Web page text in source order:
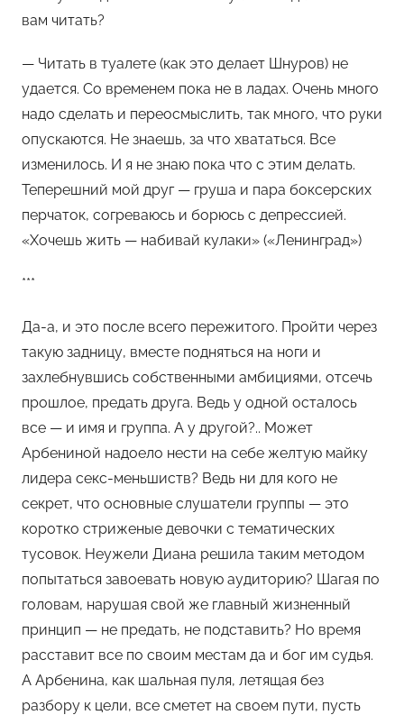
вам читать?
— Читать в туалете (как это делает Шнуров) не
удается. Со временем пока не в ладах. Очень много
надо сделать и переосмыслить, так много, что руки
опускаются. Не знаешь, за что хвататься. Все
изменилось. И я не знаю пока что с этим делать.
Теперешний мой друг — груша и пара боксерских
перчаток, согреваюсь и борюсь с депрессией.
«Хочешь жить — набивай кулаки» («Ленинград»)
***
Да-а, и это после всего пережитого. Пройти через
такую задницу, вместе подняться на ноги и
захлебнувшись собственными амбициями, отсечь
прошлое, предать друга. Ведь у одной осталось
все — и имя и группа. А у другой?.. Может
Арбениной надоело нести на себе желтую майку
лидера секс-меньшиств? Ведь ни для кого не
секрет, что основные слушатели группы — это
коротко стриженые девочки с тематических
тусовок. Неужели Диана решила таким методом
попытаться завоевать новую аудиторию? Шагая по
головам, нарушая свой же главный жизненный
принцип — не предать, не подставить? Но время
расставит все по своим местам да и бог им судья.
А Арбенина, как шальная пуля, летящая без
разбору к цели, все сметет на своем пути, пусть